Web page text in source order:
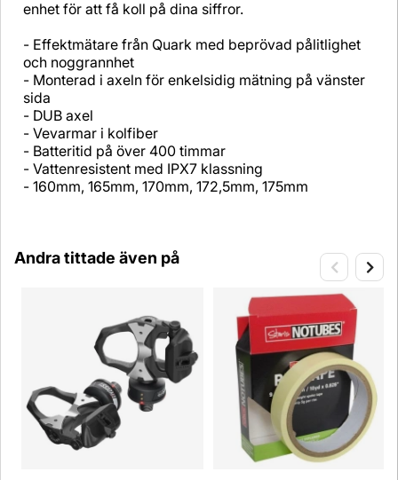
enhet för att få koll på dina siffror.
- Effektmätare från Quark med beprövad pålitlighet
och noggrannhet
- Monterad i axeln för enkelsidig mätning på vänster
sida
- DUB axel
- Vevarmar i kolfiber
- Batteritid på över 400 timmar
- Vattenresistent med IPX7 klassning
- 160mm, 165mm, 170mm, 172,5mm, 175mm
Andra tittade även på